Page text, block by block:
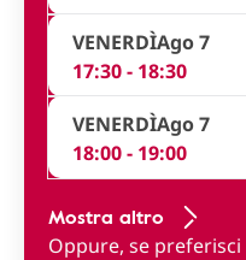
VENERDÌAgo 7
17:30 - 18:30
VENERDÌAgo 7
18:00 - 19:00
Mostra altro
Oppure, se